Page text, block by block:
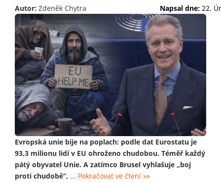
Autor: Zdeněk Chytra Napsal dne: 22.
Evropská unie bije na poplach: podle dat Eurostatu je
93,3 milionu lidí v EU ohroženo chudobou. Téměř každý
pátý obyvatel Unie. A zatímco Brusel vyhlašuje „boj
proti chudobě“, ... Pokračovat ve čtení »»